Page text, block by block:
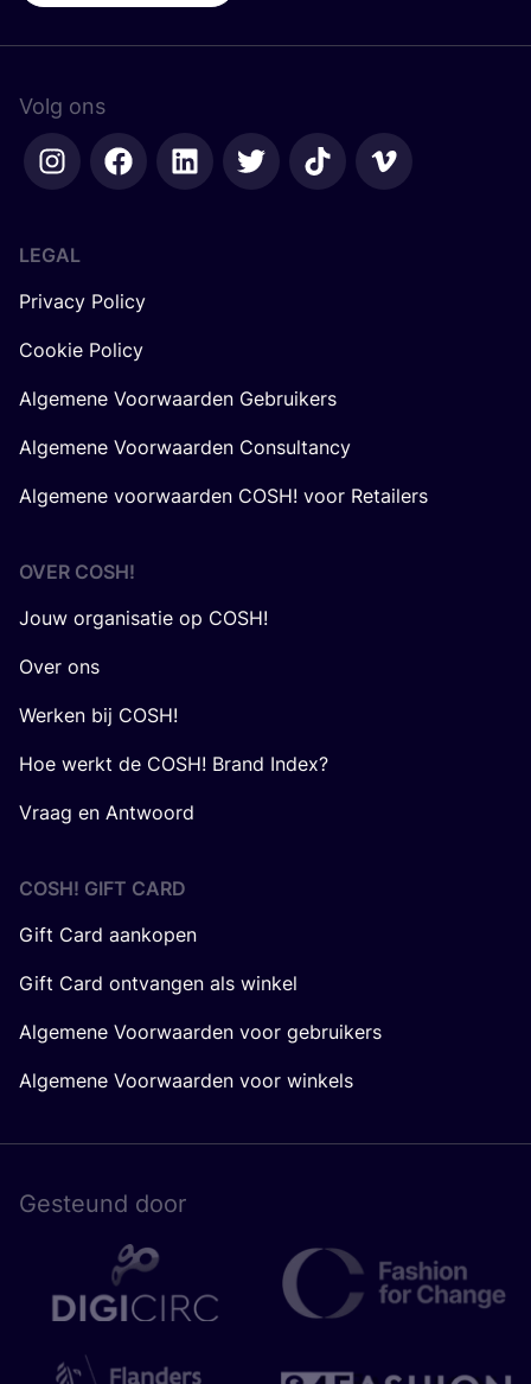
Volg ons
LEGAL
Privacy Policy
Cookie Policy
Algemene Voorwaarden Gebruikers
Algemene Voorwaarden Consultancy
Algemene voorwaarden COSH! voor Retailers
OVER COSH!
Jouw organisatie op COSH!
Over ons
Werken bij COSH!
Hoe werkt de COSH! Brand Index?
Vraag en Antwoord
COSH! GIFT CARD
Gift Card aankopen
Gift Card ontvangen als winkel
Algemene Voorwaarden voor gebruikers
Algemene Voorwaarden voor winkels
Gesteund door